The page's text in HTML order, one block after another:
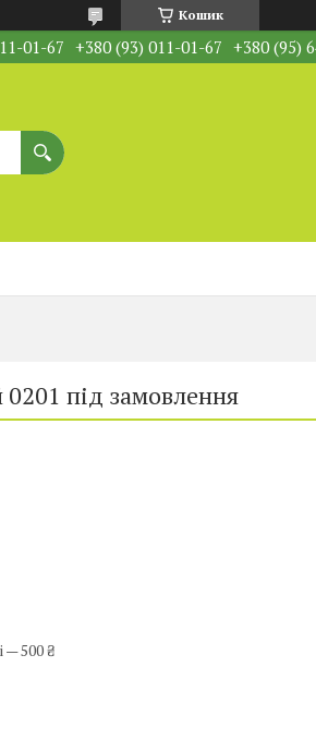
Кошик
01-67 +380 (93) 011-01-67 +380 (95)
під замовлення
— 500 ₴